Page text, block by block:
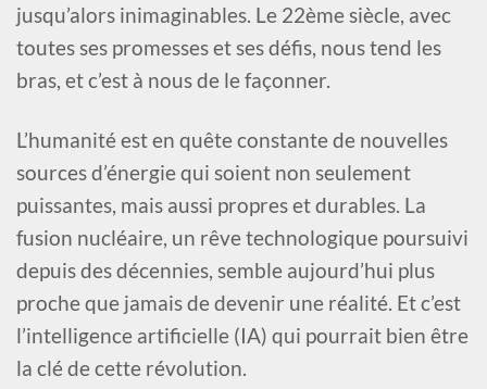
jusqu’alors inimaginables. Le 22ème siècle, avec
toutes ses promesses et ses défis, nous tend les
bras, et c’est à nous de le façonner.
L’humanité est en quête constante de nouvelles
sources d’énergie qui soient non seulement
puissantes, mais aussi propres et durables. La
fusion nucléaire, un rêve technologique poursuivi
depuis des décennies, semble aujourd’hui plus
proche que jamais de devenir une réalité. Et c’est
l’intelligence artificielle (IA) qui pourrait bien être
la clé de cette révolution.